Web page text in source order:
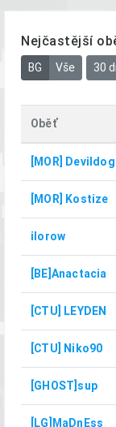
Nejčastější
BG Vše 30
Oběť
[MOR] Devildog
[MOR] Kostize
ilorow
[BE]Anactacia
[CTU] LEYDEN
[CTU] Niko90
[GHOST]sup
[LG]MaDnEss